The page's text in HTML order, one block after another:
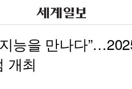
능을 만나다
개최